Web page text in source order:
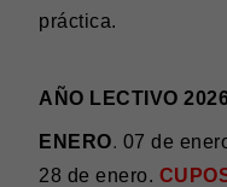
práctica.
AÑO LECTIVO
ENERO. 07 de
28 de enero.